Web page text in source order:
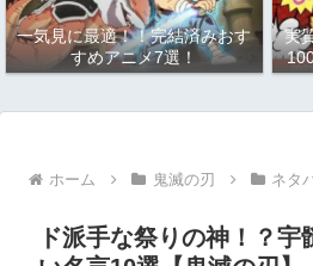
一気見に最適！！完結済みおす
すめアニメ7選！
実
ホーム 鬼滅の刃 ネタ
ド派手な祭りの神！？